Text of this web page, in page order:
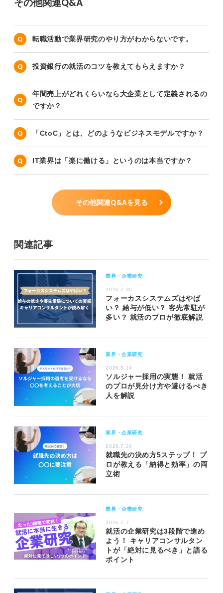
その他関連Q&A
転職活動で業界研究のやり方がわからないです。
投資銀行の就活のコツを教えてもらえますか？
年間売上がどれくらいなら大企業として定義されるの
ですか？
「CtoC」とは、どのようなビジネスモデルですか？
IT業界は「楽に働ける」というのは本当ですか？
その他関連Q&Aを見る
関連記事
業界・企業研究
2026.7.30
フォーカスシステムズはやば
い？ 給与が低い？ 客先常駐が
多い？ 就活のプロが徹底解説
業界・企業研究
2026.5.14
ソルジャー採用の実態！ 就活
のプロが見分け方や避けるべき
人を解説
業界・企業研究
2026.7.24
就職先の決め方5ステップ！ プ
ロが教える「納得と効率」の両
立術
業界・企業研究
2026.7.7
就活の企業研究は3段階で進め
よう！ キャリアコンサルタン
トが「絶対に見るべき」と語る
ポイント